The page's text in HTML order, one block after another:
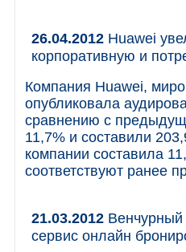
26.04.2012 Huawei
корпоративную и
Компания Huawei,
опубликовала
сравнению с
11,7% и составили
компании составила
соответствуют ранее
21.03.2012 Венчурный
сервис онлайн